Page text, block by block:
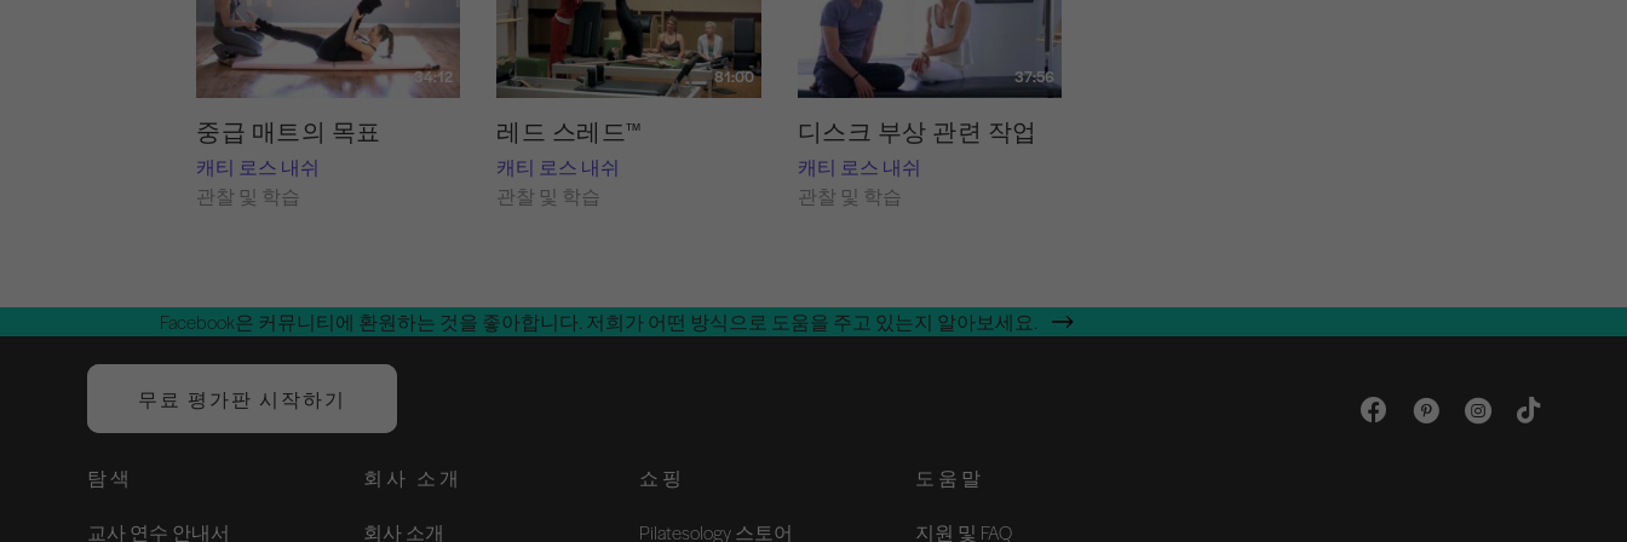
34:12
중급 매트의 목표
캐티 로스 내쉬
관찰 및 학습
81:00
레드 스레드™
캐티 로스 내쉬
관찰 및 학습
37:56
디스크 부상 관련 작업
캐티 로스 내쉬
관찰 및 학습
Facebook은 커뮤니티에 환원하는 것을 좋아합니다. 저희가 어떤 방식으로 도움을 주고 있는지 알아보세요.
무료 평가판 시작하기
탐색
교사 연수 안내서
회사 소개
회사 소개
쇼핑
Pilatesology 스토어
도움말
지원 및 FAQ